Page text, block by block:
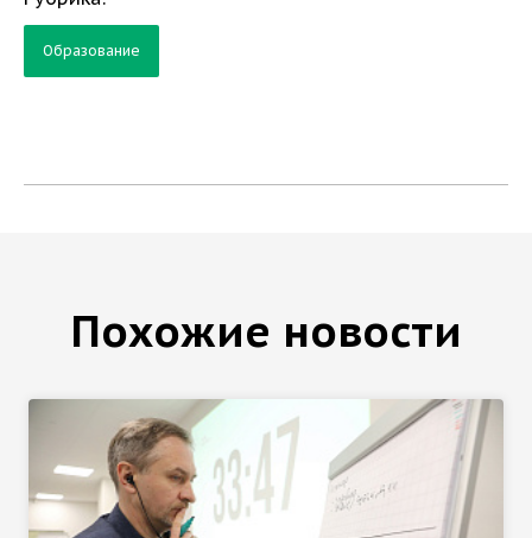
Образование
Похожие новости